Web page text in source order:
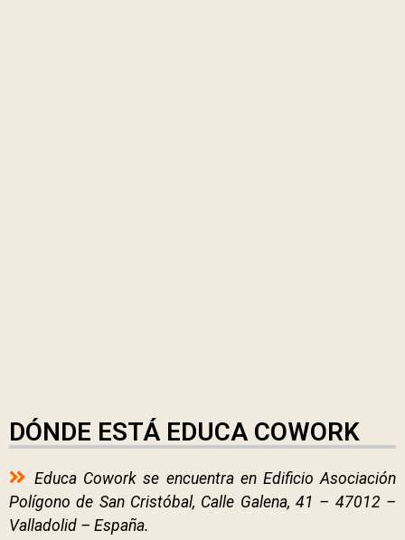
DÓNDE ESTÁ EDUCA COWORK
Educa Cowork se encuentra en Edificio Asociación
Polígono de San Cristóbal, Calle Galena, 41 – 47012 –
Valladolid – España.